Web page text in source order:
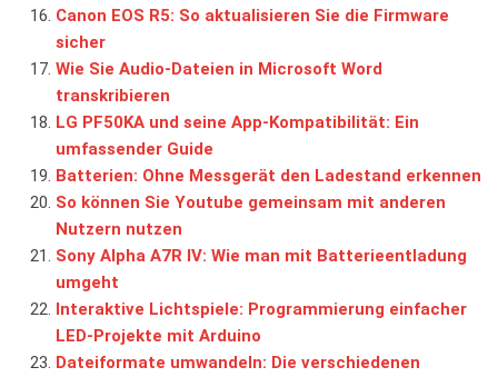
Canon EOS R5: So aktualisieren Sie die Firmware
sicher
Wie Sie Audio-Dateien in Microsoft Word
transkribieren
LG PF50KA und seine App-Kompatibilität: Ein
umfassender Guide
Batterien: Ohne Messgerät den Ladestand erkennen
So können Sie Youtube gemeinsam mit anderen
Nutzern nutzen
Sony Alpha A7R IV: Wie man mit Batterieentladung
umgeht
Interaktive Lichtspiele: Programmierung einfacher
LED-Projekte mit Arduino
Dateiformate umwandeln: Die verschiedenen